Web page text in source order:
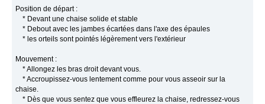
Position de départ :
* Devant une chaise solide et stable
* Debout avec les jambes écartées dans l'axe des épaules
* les orteils sont pointés légèrement vers l'extérieur
Mouvement :
* Allongez les bras droit devant vous.
* Accroupissez-vous lentement comme pour vous asseoir sur la
chaise.
* Dès que vous sentez que vous effleurez la chaise, redressez-vous